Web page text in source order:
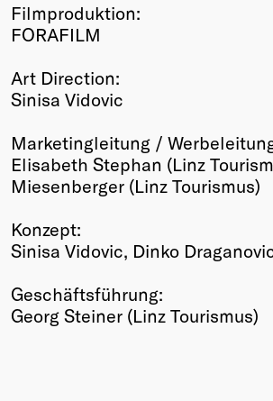
Filmproduktion:
FORAFILM
Art Direction:
Sinisa Vidovic
Marketingleitung /
Elisabeth Stephan (Linz
Miesenberger (Linz Tourismus)
Konzept:
Sinisa Vidovic, Dinko
Geschäftsführung:
Georg Steiner (Linz Tourismus)